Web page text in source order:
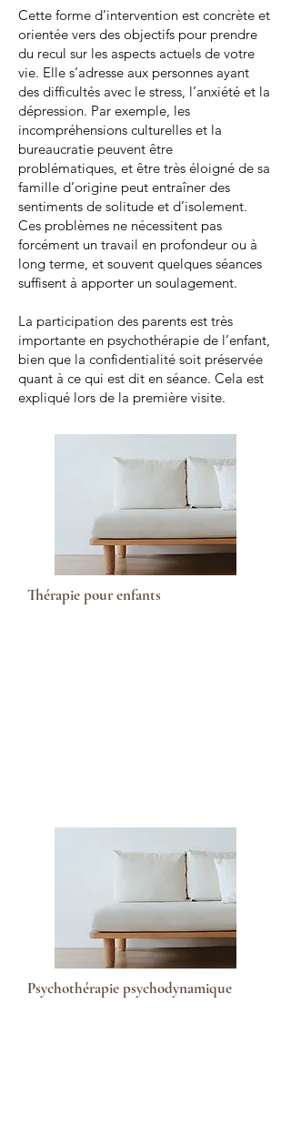
Cette forme d’intervention est concrète et
orientée vers des objectifs pour prendre
du recul sur les aspects actuels de votre
vie. Elle s’adresse aux personnes ayant
des difficultés avec le stress, l’anxiété et la
dépression. Par exemple, les
incompréhensions culturelles et la
bureaucratie peuvent être
problématiques, et être très éloigné de sa
famille d’origine peut entraîner des
sentiments de solitude et d’isolement.
Ces problèmes ne nécessitent pas
forcément un travail en profondeur ou à
long terme, et souvent quelques séances
suffisent à apporter un soulagement.
La participation des parents est très
importante en psychothérapie de l’enfant,
bien que la confidentialité soit préservée
quant à ce qui est dit en séance. Cela est
expliqué lors de la première visite.
Thérapie pour enfants
Psychothérapie psychodynamique